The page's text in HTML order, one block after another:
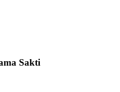
Sakti